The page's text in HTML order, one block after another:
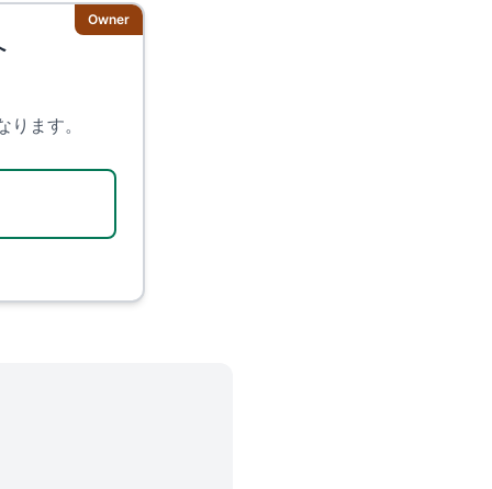
Owner
ます。